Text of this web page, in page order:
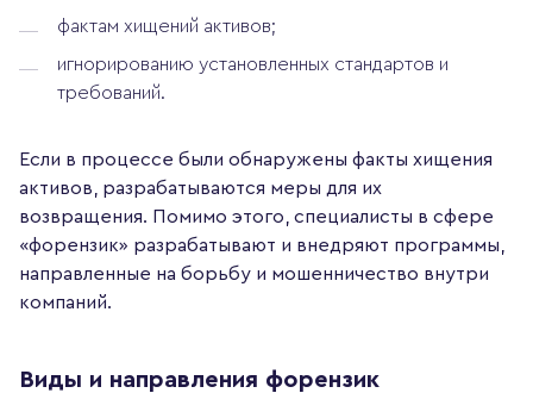
фактам хищений активов;
игнорированию установленных стандартов и
требований.
Если в процессе были обнаружены факты хищения
активов, разрабатываются меры для их
возвращения. Помимо этого, специалисты в сфере
«форензик» разрабатывают и внедряют программы,
направленные на борьбу и мошенничество внутри
компаний.
Виды и направления форензик